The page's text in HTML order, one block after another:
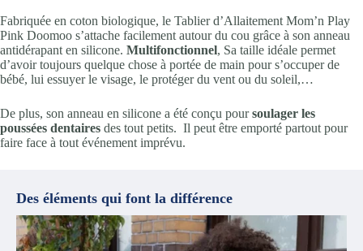
Fabriquée en coton biologique, le Tablier d’Allaitement Mom’n Play
Pink Doomoo s’attache facilement autour du cou grâce à son anneau
antidérapant en silicone. Multifonctionnel, Sa taille idéale permet
d’avoir toujours quelque chose à portée de main pour s’occuper de
bébé, lui essuyer le visage, le protéger du vent ou du soleil,…
De plus, son anneau en silicone a été conçu poursoulager les
poussées dentaires des tout petits. Il peut être emporté partout pour
faire face à tout événement imprévu.
Des éléments qui font la différence